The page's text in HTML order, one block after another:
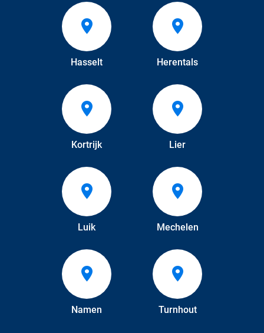
Hasselt Herentals
Kortrijk Lier
Luik Mechelen
Namen Turnhout